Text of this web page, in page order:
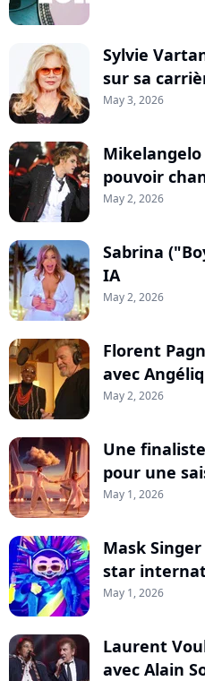
Sylvie
sur sa
May 3, 2026
pouvoir
May 2, 2026
Sabrina
IA
May 2, 2026
Florent
avec
May 2, 2026
Une
pour une
May 1, 2026
Mask
star
May 1, 2026
Laurent
avec Alain